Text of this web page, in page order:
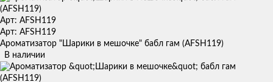
Арт: AFSH119
Арт: AFSH119
Ароматизатор "Шарики в мешочке" бабл гам (AFSH119)
В наличии